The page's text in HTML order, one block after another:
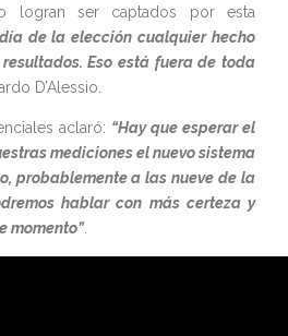
logran ser captados por esta
de la elección cualquier hecho
Eso está fuera de toda
D’Alessio.
aclaró: “Hay que esperar el
mediciones el nuevo sistema
probablemente a las nueve de la
hablar con más certeza y
momento”.